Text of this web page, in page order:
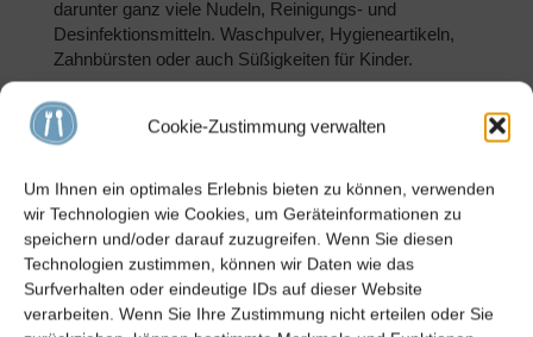
Cookie-Zustimmung verwalten
Um Ihnen ein optimales Erlebnis bieten zu können, verwenden
wir Technologien wie Cookies, um Geräteinformationen zu
speichern und/oder darauf zuzugreifen. Wenn Sie diesen
Technologien zustimmen, können wir Daten wie das
Surfverhalten oder eindeutige IDs auf dieser Website
verarbeiten. Wenn Sie Ihre Zustimmung nicht erteilen oder Sie
darunter ganz viele Nudeln, Reinigungs- und
Desinfektionsmitteln. Waschpulver, Hygieneartikeln,
Zahnbürsten oder auch Süßigkeiten für Kinder.
Die Stadtlauringer sind mit Kleinbus und Anhänger
sowie 40 Tonner-Lkw mit acht Ehrenamtlichen
unterwegs und bringen diese Sachspenden an ihre
ausgeprägten Kluft zwischen Arm und Reich. Von dort
werden die Teile der Hilfsgüter auch in die Ukraine
weiter geleitet. Seit 2022 sind heuer bereits zum
vierten Mal ganz viele Nudelprodukte von PPURA an
Bord, gespendet über die Kindertafel. Über 15 Tonnen
Nudeln waren es in den ersten drei Jahren.